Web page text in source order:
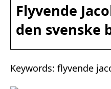
Flyvende
den svenske
Keywords: flyvende